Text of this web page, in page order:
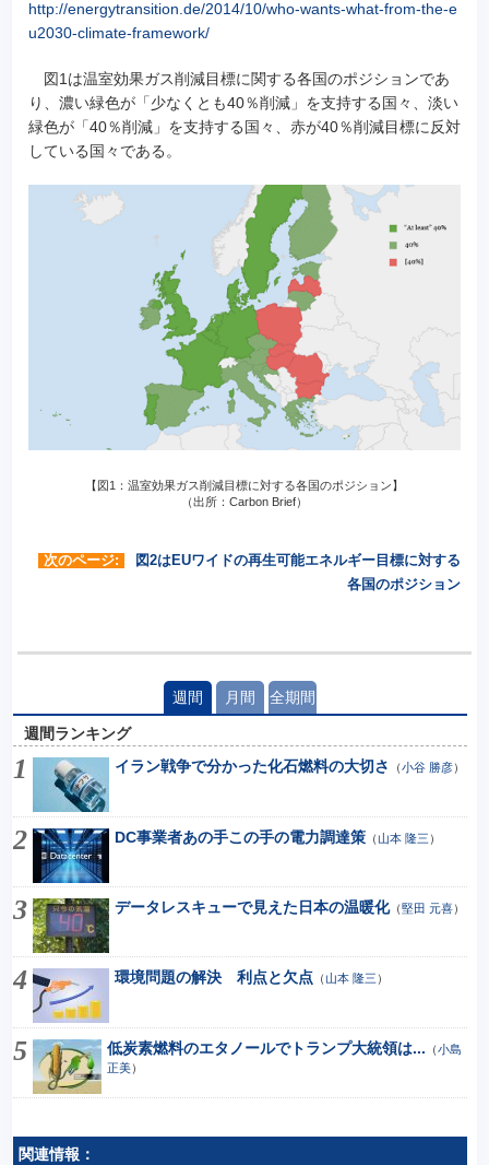
http://energytransition.de/2014/10/who-wants-what-from-the-e
u2030-climate-framework/
図1は温室効果ガス削減目標に関する各国のポジションであ
り、濃い緑色が「少なくとも40％削減」を支持する国々、淡い
緑色が「40％削減」を支持する国々、赤が40％削減目標に反対
している国々である。
【図1：温室効果ガス削減目標に対する各国のポジション】
（出所：Carbon Brief）
次のページ:
図2はEUワイドの再生可能エネルギー目標に対する
各国のポジション
週間 月間 全期間
週間ランキング
イラン戦争で分かった化石燃料の大切さ
（小谷 勝彦）
DC事業者あの手この手の電力調達策（山本 隆三 ）
データレスキューで見えた日本の温暖化（堅田 元喜）
環境問題の解決 利点と欠点 （山本 隆三 ）
低炭素燃料のエタノールでトランプ大統領は... （小島
正美）
関連情報：